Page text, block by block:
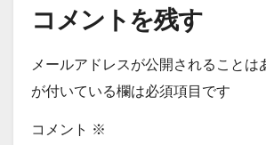
コメントを残す
メールアドレスが公開されることは
が付いている欄は必須項目です
コメント ※